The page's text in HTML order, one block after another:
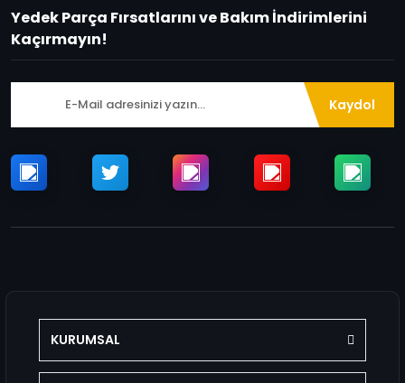
Yedek Parça Fırsatlarını ve Bakım İndirimlerini
Kaçırmayın!
Kaydol
KURUMSAL